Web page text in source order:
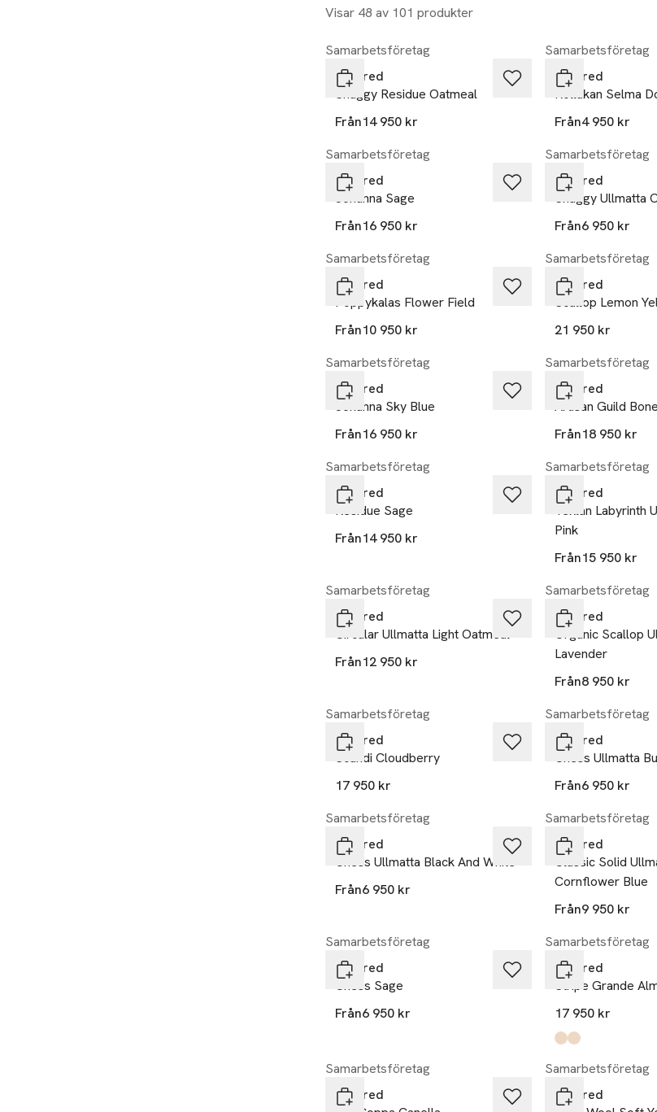
Visar 48 av 101 produkter
Samarbetsföretag
Layered
Shaggy Residue Oatmeal
Från14 950 kr
Samarbetsföretag
Layered
Rollakan Selma
Från4 950 kr
Samarbetsföretag
Layered
Johanna Sage
Från16 950 kr
Samarbetsföretag
Layered
Shaggy Ullmatta
Från6 950 kr
Samarbetsföretag
Layered
Poppykalas Flower Field
Från10 950 kr
Samarbetsföretag
Layered
Scallop Lemon
21 950 kr
Samarbetsföretag
Layered
Johanna Sky Blue
Från16 950 kr
Samarbetsföretag
Layered
Artisan Guild
Från18 950 kr
Samarbetsföretag
Layered
Residue Sage
Från14 950 kr
Samarbetsföretag
Layered
Teklan Labyrinth
Pink
Från15 950 kr
Samarbetsföretag
Layered
Circular Ullmatta Light Oatmeal
Från12 950 kr
Samarbetsföretag
Layered
Organic Scallop
Lavender
Från8 950 kr
Samarbetsföretag
Layered
Scandi Cloudberry
17 950 kr
Samarbetsföretag
Layered
Chess Ullmatta
Från6 950 kr
Samarbetsföretag
Layered
Chess Ullmatta Black And White
Från6 950 kr
Samarbetsföretag
Layered
Classic Solid
Cornflower Blue
Från9 950 kr
Samarbetsföretag
Layered
Chess Sage
Från6 950 kr
Samarbetsföretag
Layered
Stripe Grande
17 950 kr
Produkten finns i
Almond
almond
Samarbetsföretag
Layered
Samarbetsföretag
Layered